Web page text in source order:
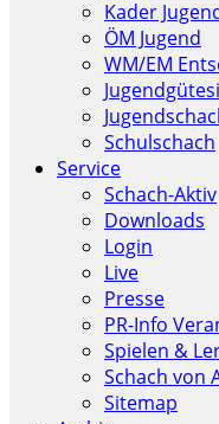
Kader
ÖM Jugend
WM/EM
Schulschach
Service
Schach-Aktiv
Downloads
Login
Live
Presse
PR-Info
Spielen &
Schach von
Sitemap